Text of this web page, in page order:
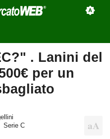
. Lanini del
per un
Serie C